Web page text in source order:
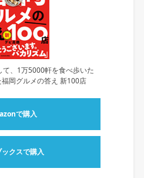
、1万5000軒を食べ歩いた
岡グルメの答え 新100店
で購入
クスで購入